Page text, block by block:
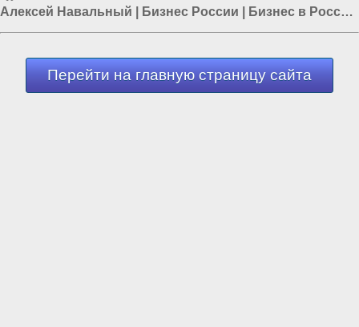
Алексей Навальный
Бизнес России
Бизнес в России
|Пятая колонна
Перейти на главную страницу сайта